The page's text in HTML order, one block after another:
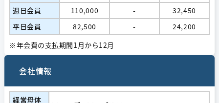
週日会員
110,000 -
32,450
平日会員
82,500 -
24,200
※年会費の支払期間1月から12月
会社情報
経営⺟体